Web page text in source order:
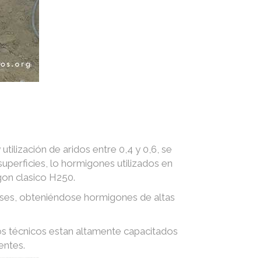
de aridos entre 0,4 y 0,6, se
lo hormigones utilizados en
clasico H250.
obteniéndose hormigones de altas
técnicos estan altamente capacitados